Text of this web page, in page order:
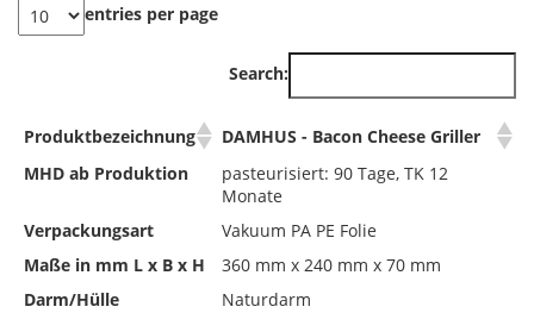
entries per page
Search:
Produktbezeichnung
DAMHUS - Bacon Cheese Griller
MHD ab Produktion
pasteurisiert: 90 Tage, TK 12
Monate
Verpackungsart
Vakuum PA PE Folie
Maße in mm L x B x H
360 mm x 240 mm x 70 mm
Darm/Hülle
Naturdarm